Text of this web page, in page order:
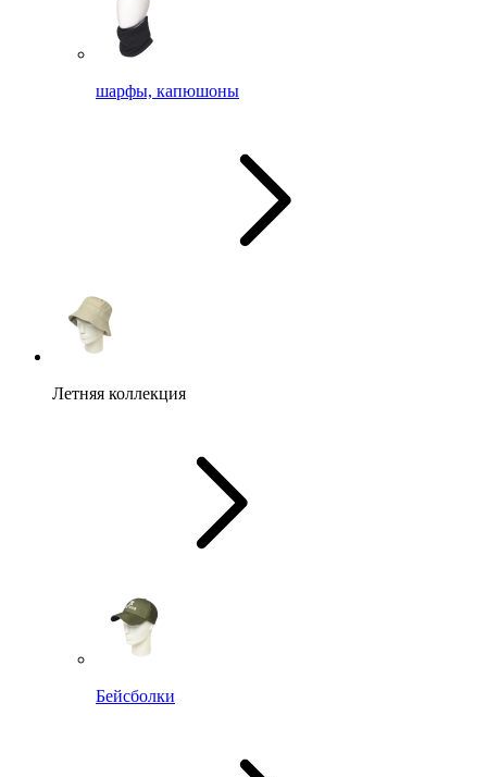
шарфы, капюшоны
Летняя коллекция
Бейсболки